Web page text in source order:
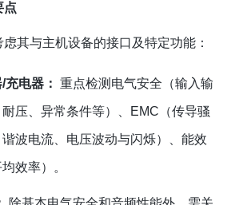
点
其与主机设备的接口及特定功能：
电器： 重点检测电气安全（输入输
压、异常条件等）、EMC（传导骚
波电流、电压波动与闪烁）、能效
效率）。